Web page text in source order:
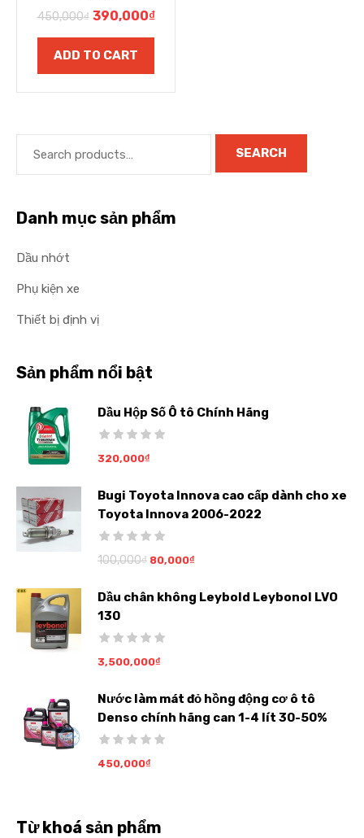
450,000₫ 390,000₫
ADD TO CART
SEARCH
Danh mục sản phẩm
Dầu nhớt
Phụ kiện xe
Thiết bị định vị
Sản phẩm nổi bật
Dầu Hộp Số Ô tô Chính Hãng
320,000₫
Bugi Toyota Innova cao cấp dành cho xe
Toyota Innova 2006-2022
100,000₫ 80,000₫
Dầu chân không Leybold Leybonol LVO
130
3,500,000₫
Nước làm mát đỏ hồng động cơ ô tô
Denso chính hãng can 1-4 lít 30-50%
450,000₫
Từ khoá sản phẩm